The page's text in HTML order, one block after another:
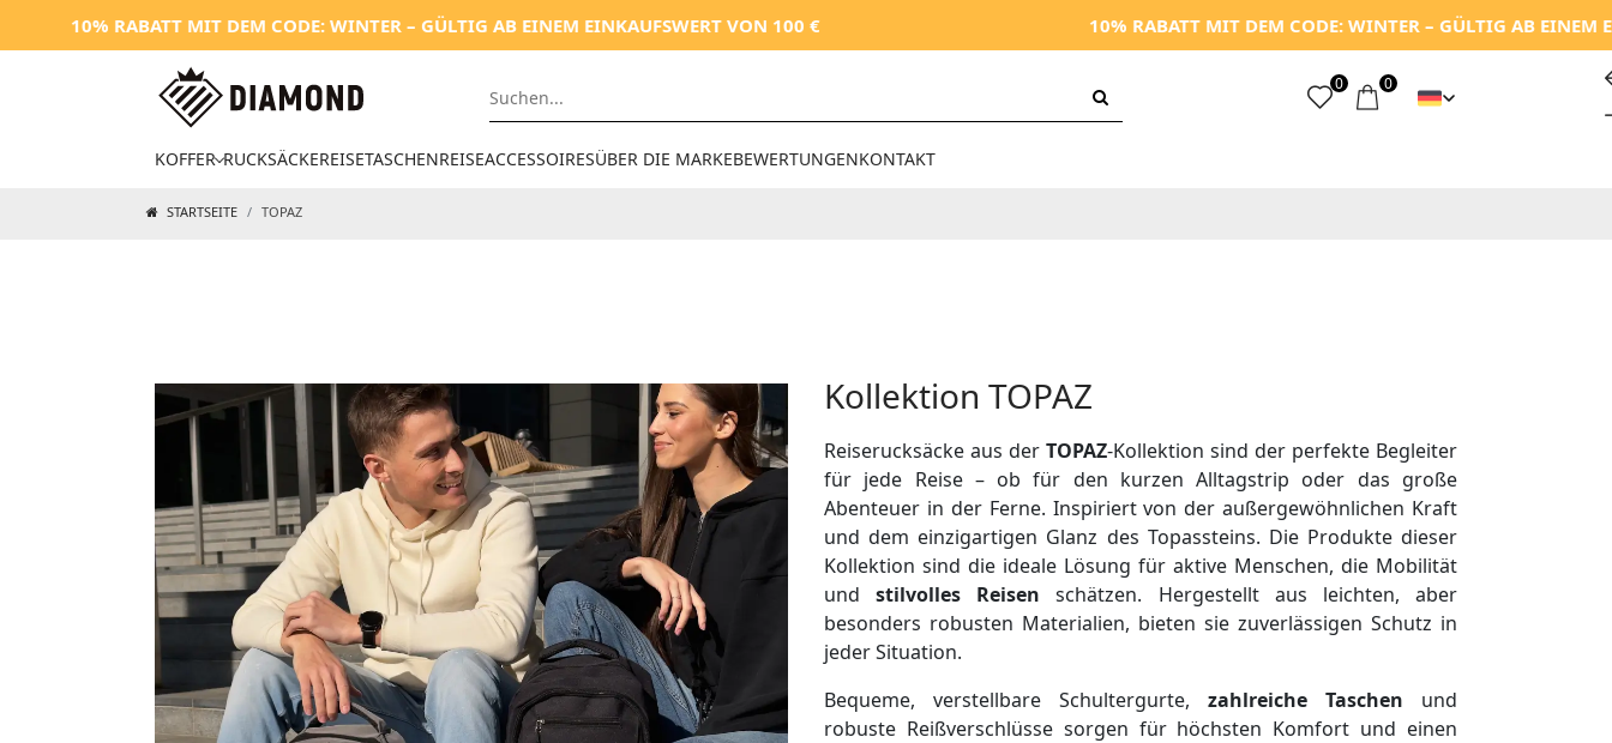
10% RABATT MIT DEM CODE: WINTER – GÜLTIG AB EINEM EINKAUFSWERT VON 100 € 10% RABATT MIT DEM CODE: WINTER – GÜLTIG AB EINEM
0 0
KOFFER RUCKSÄCKEREISETASCHENREISEACCESSOIRESÜBER DIE MARKEBEWERTUNGENKONTAKT
STARTSEITE TOPAZ
Kollektion TOPAZ
Reiserucksäcke aus der TOPAZ-Kollektion sind der perfekte Begleiter
für jede Reise – ob für den kurzen Alltagstrip oder das große
Abenteuer in der Ferne. Inspiriert von der außergewöhnlichen Kraft
und dem einzigartigen Glanz des Topassteins. Die Produkte dieser
Kollektion sind die ideale Lösung für aktive Menschen, die Mobilität
undstilvolles Reisen schätzen. Hergestellt aus leichten, aber
besonders robusten Materialien, bieten sie zuverlässigen Schutz in
jeder Situation.
Bequeme, verstellbare Schultergurte, zahlreiche Taschen und
robuste Reißverschlüsse sorgen für höchsten Komfort und einen